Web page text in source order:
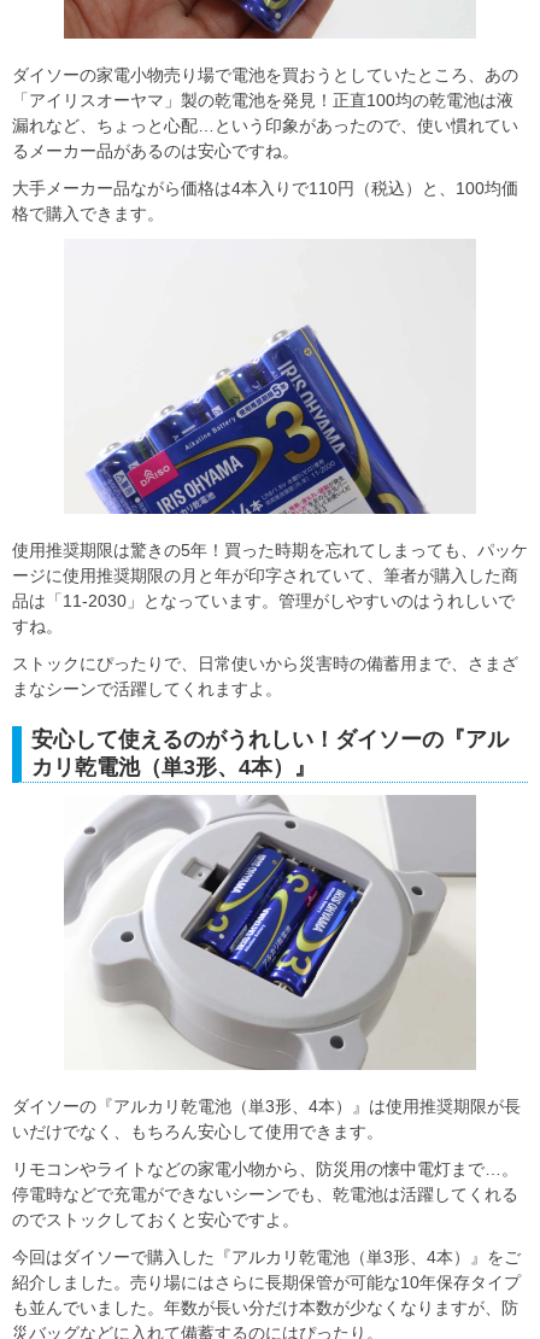
ダイソーの家電小物売り場で電池を買おうとしていたところ、あの
「アイリスオーヤマ」製の乾電池を発見！正直100均の乾電池は液
漏れなど、ちょっと心配…という印象があったので、使い慣れてい
るメーカー品があるのは安心ですね。
大手メーカー品ながら価格は4本入りで110円（税込）と、100均価
格で購入できます。
使用推奨期限は驚きの5年！買った時期を忘れてしまっても、パッケ
ージに使用推奨期限の月と年が印字されていて、筆者が購入した商
品は「11-2030」となっています。管理がしやすいのはうれしいで
すね。
ストックにぴったりで、日常使いから災害時の備蓄用まで、さまざ
まなシーンで活躍してくれますよ。
安心して使えるのがうれしい！ダイソーの『アル
カリ乾電池（単3形、4本）』
ダイソーの『アルカリ乾電池（単3形、4本）』は使用推奨期限が長
いだけでなく、もちろん安心して使用できます。
リモコンやライトなどの家電小物から、防災用の懐中電灯まで…。
停電時などで充電ができないシーンでも、乾電池は活躍してくれる
のでストックしておくと安心ですよ。
今回はダイソーで購入した『アルカリ乾電池（単3形、4本）』をご
紹介しました。売り場にはさらに長期保管が可能な10年保存タイプ
も並んでいました。年数が長い分だけ本数が少なくなりますが、防
災バッグなどに入れて備蓄するのにはぴったり。